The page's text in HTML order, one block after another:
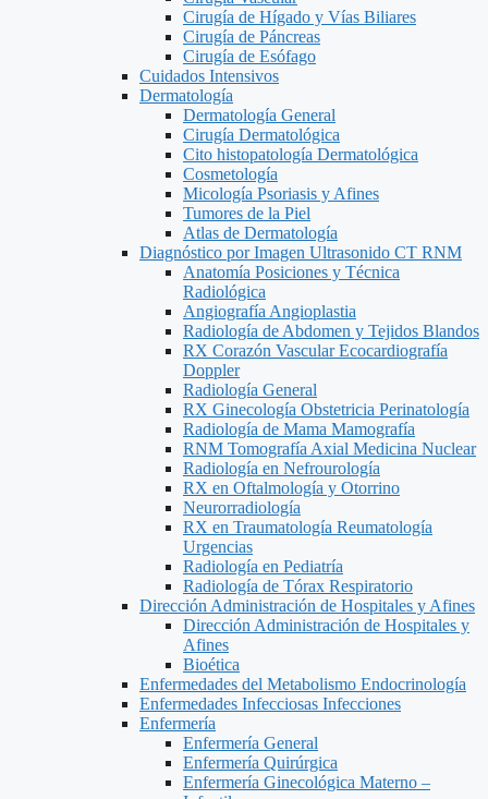
Cirugía de Hígado y Vías Biliares
Cirugía de Páncreas
Cirugía de Esófago
Cuidados Intensivos
Dermatología
Dermatología General
Cirugía Dermatológica
Cito histopatología Dermatológica
Cosmetología
Micología Psoriasis y Afines
Tumores de la Piel
Atlas de Dermatología
Diagnóstico por Imagen Ultrasonido CT RNM
Anatomía Posiciones y Técnica
Radiológica
Angiografía Angioplastia
Radiología de Abdomen y Tejidos Blandos
RX Corazón Vascular Ecocardiografía
Doppler
Radiología General
RX Ginecología Obstetricia Perinatología
Radiología de Mama Mamografía
RNM Tomografía Axial Medicina Nuclear
Radiología en Nefrourología
RX en Oftalmología y Otorrino
Neurorradiología
RX en Traumatología Reumatología
Urgencias
Radiología en Pediatría
Radiología de Tórax Respiratorio
Dirección Administración de Hospitales y Afines
Dirección Administración de Hospitales y
Afines
Bioética
Enfermedades del Metabolismo Endocrinología
Enfermedades Infecciosas Infecciones
Enfermería
Enfermería General
Enfermería Quirúrgica
Enfermería Ginecológica Materno –